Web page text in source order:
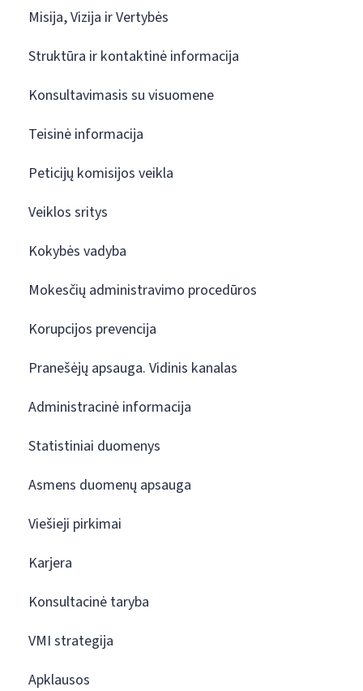
Misija, Vizija ir Vertybės
Struktūra ir kontaktinė informacija
Konsultavimasis su visuomene
Teisinė informacija
Peticijų komisijos veikla
Veiklos sritys
Kokybės vadyba
Mokesčių administravimo procedūros
Korupcijos prevencija
Pranešėjų apsauga. Vidinis kanalas
Administracinė informacija
Statistiniai duomenys
Asmens duomenų apsauga
Viešieji pirkimai
Karjera
Konsultacinė taryba
VMI strategija
Apklausos